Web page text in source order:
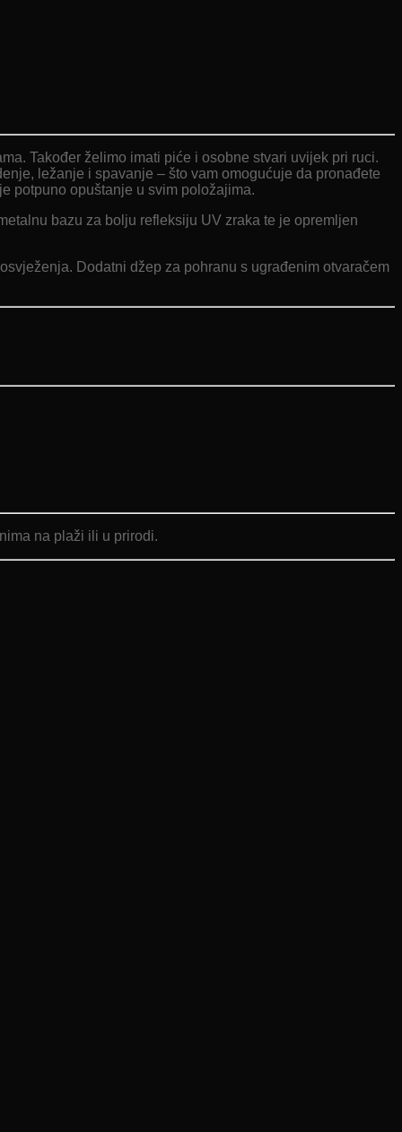
Također želimo imati piće i osobne stvari uvijek pri ruci.
ležanje i spavanje – što vam omogućuje da pronađete
potpuno opuštanje u svim položajima.
bazu za bolju refleksiju UV zraka te je opremljen
Dodatni džep za pohranu s ugrađenim otvaračem
na plaži ili u prirodi.